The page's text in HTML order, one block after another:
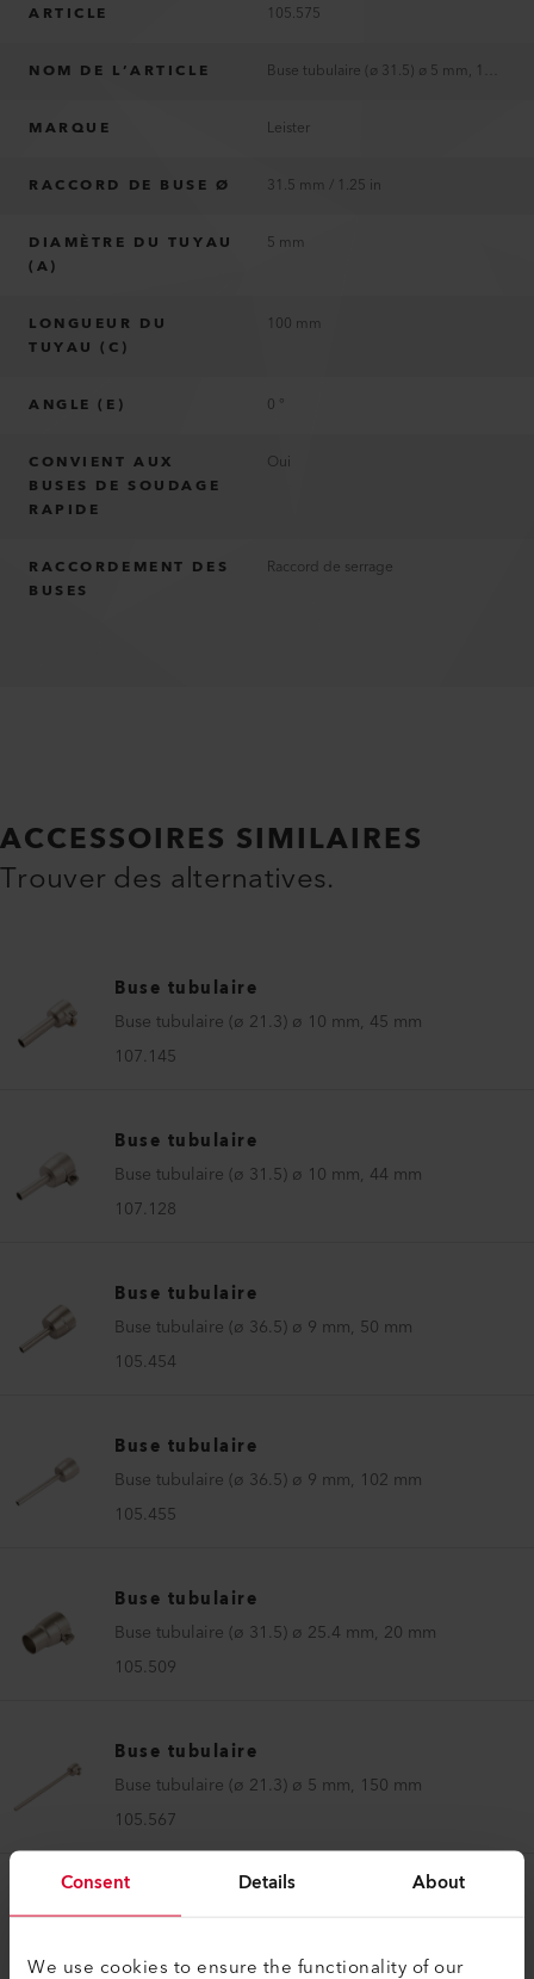
Consent Details About
We use cookies to ensure the functionality of our
ARTICLE 105.575
NOM DE L’ARTICLE
MARQUE Leister
RACCORD DE BUSE Ø 31.5 mm / 1.25 in
DIAMÈTRE DU TUYAU
(A)
5 mm
LONGUEUR DU
TUYAU (C)
100 mm
ANGLE (E) 0 °
CONVIENT AUX
BUSES DE SOUDAGE
RAPIDE
Oui
RACCORDEMENT DES
BUSES
Raccord de serrage
ACCESSOIRES SIMILAIRES
Trouver des alternatives.
Buse tubulaire
Buse tubulaire (ø 21.3) ø 10 mm, 45 mm
107.145
Buse tubulaire
Buse tubulaire (ø 31.5) ø 10 mm, 44 mm
107.128
Buse tubulaire
Buse tubulaire (ø 36.5) ø 9 mm, 50 mm
105.454
Buse tubulaire
Buse tubulaire (ø 36.5) ø 9 mm, 102 mm
105.455
Buse tubulaire
Buse tubulaire (ø 31.5) ø 25.4 mm, 20 mm
105.509
Buse tubulaire
Buse tubulaire (ø 21.3) ø 5 mm, 150 mm
105.567
105.575